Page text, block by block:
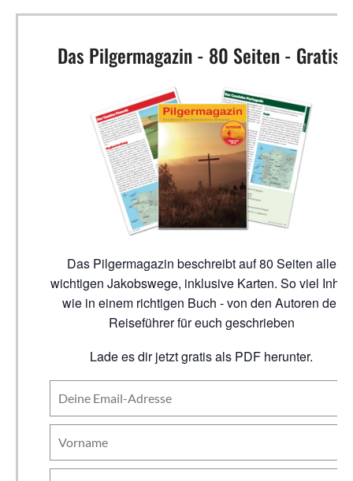
Das Pilgermagazin - 80 Seiten - Gratis!
Das Pilgermagazin beschreibt auf 80 Seiten alle
wichtigen Jakobswege, inklusive Karten. So viel Inhalt
wie in einem richtigen Buch - von den Autoren der
Reiseführer für euch geschrieben
Lade es dir jetzt gratis als PDF herunter.